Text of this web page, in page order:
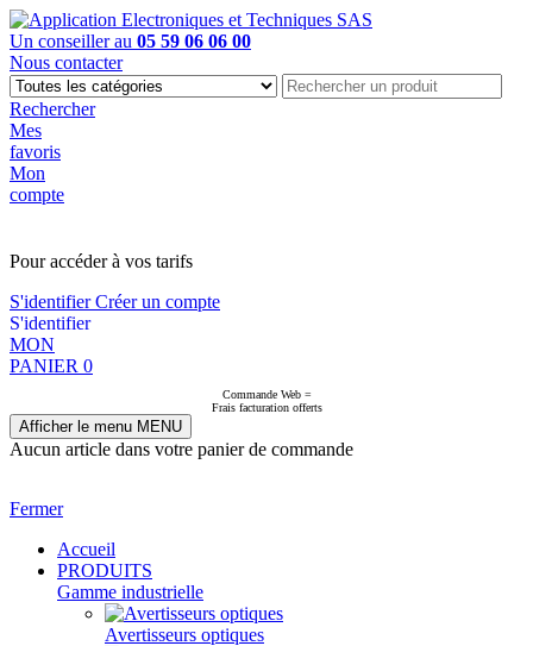
Un conseiller au 05 59 06 06 00
Nous contacter
Rechercher
Mes
favoris
Mon
compte
Pour accéder à vos tarifs
S'identifierCréer un compte
S'identifier
MON
PANIER 0
Commande Web =
Frais facturation offerts
Afficher le menu MENU
Aucun article dans votre panier de commande
Fermer
Accueil
PRODUITS
Gamme industrielle
Avertisseurs optiques